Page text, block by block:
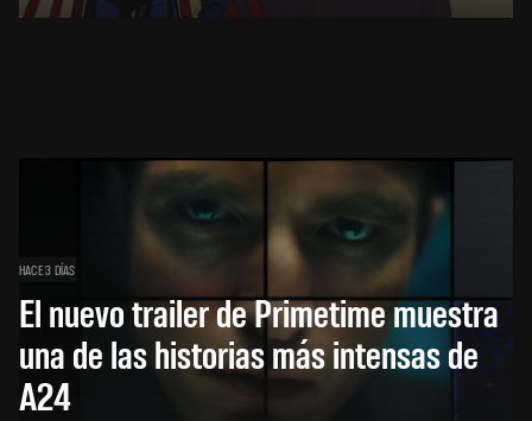
HACE 3 DÍAS
El nuevo trailer de Primetime muestra
una de las historias más intensas de
A24